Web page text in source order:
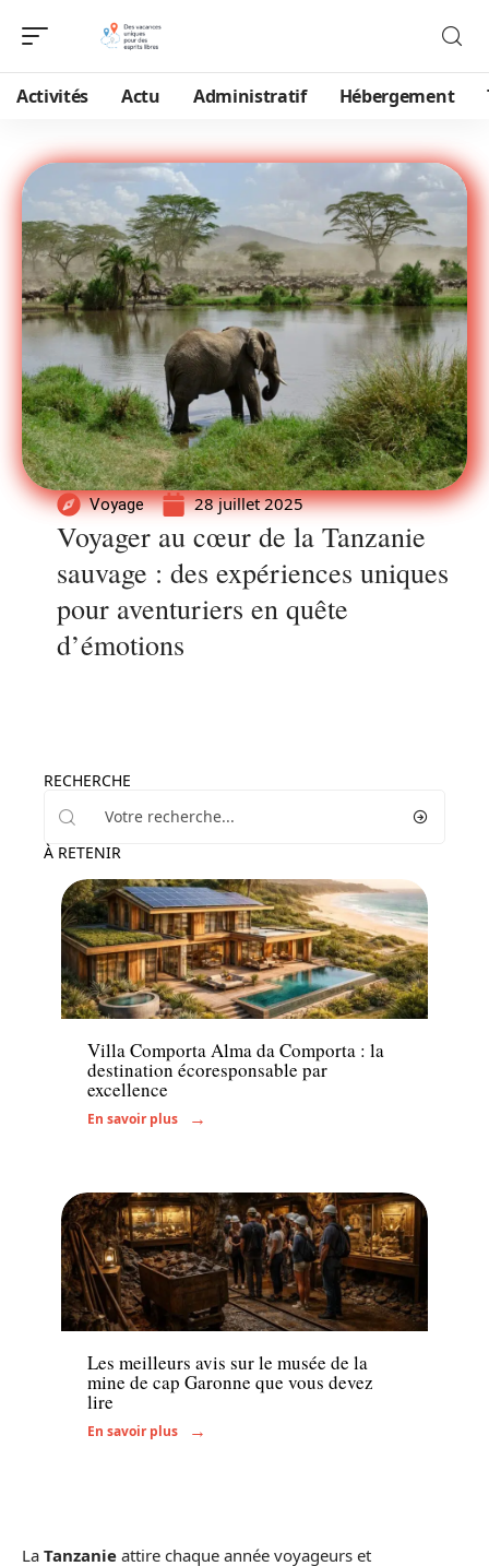
Activités Actu Administratif Hébergement
Voyage 28 juillet 2025
Voyager au cœur de la Tanzanie
sauvage : des expériences uniques
pour aventuriers en quête
d’émotions
RECHERCHE
À RETENIR
Actu
Villa Comporta Alma da Comporta : la
destination écoresponsable par
excellence
En savoir plus
Actu
Les meilleurs avis sur le musée de la
mine de cap Garonne que vous devez
lire
En savoir plus
La Tanzanie attire chaque année voyageurs et